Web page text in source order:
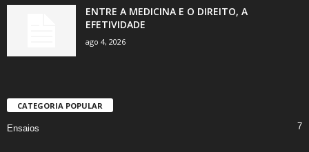
ENTRE A MEDICINA E O DIREITO, A
EFETIVIDADE
ago 4, 2026
CATEGORIA POPULAR
Ensaios 7